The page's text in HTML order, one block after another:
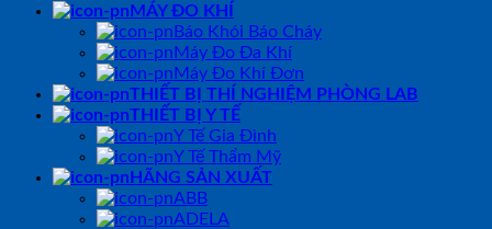
MÁY ĐO KHÍ
Báo Khói Báo Cháy
Máy Đo Đa Khí
Máy Đo Khí Đơn
THIẾT BỊ THÍ NGHIỆM PHÒNG LAB
THIẾT BỊ Y TẾ
Y Tế Gia Đình
Y Tế Thẩm Mỹ
HÃNG SẢN XUẤT
ABB
ADELA